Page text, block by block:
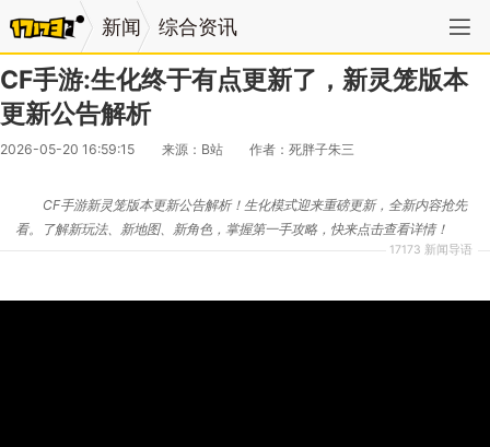
新闻 综合资讯
CF手游:生化终于有点更新了，新灵笼版本
更新公告解析
2026-05-20 16:59:15 来源：B站 作者：死胖子朱三
17173 新闻导语
CF手游新灵笼版本更新公告解析！生化模式迎来重磅更新，全新内容抢先
看。了解新玩法、新地图、新角色，掌握第一手攻略，快来点击查看详情！